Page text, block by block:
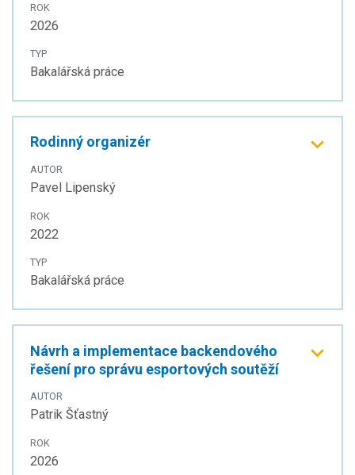
ROK
2026
TYP
Bakalářská práce
Rodinný organizér
AUTOR
Pavel Lipenský
ROK
2022
TYP
Bakalářská práce
Návrh a implementace backendového
řešení pro správu esportových soutěží
AUTOR
Patrik Šťastný
ROK
2026